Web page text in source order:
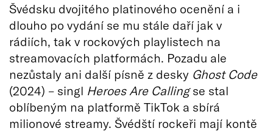
Švédsku dvojitého platinového ocenění a i
dlouho po vydání se mu stále daří jak v
rádiích, tak v rockových playlistech na
streamovacích platformách. Pozadu ale
nezůstaly ani další písně z desky Ghost Code
(2024) – singl Heroes Are Callingse stal
oblíbeným na platformě TikTok a sbírá
milionové streamy. Švédští rockeři mají kontě